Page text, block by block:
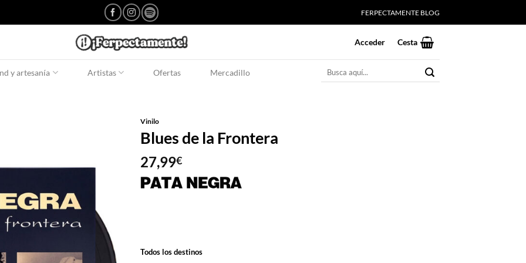
FERPECTAMENTE BLOG
Acceder Cesta
y artesanía Artistas Ofertas Mercadillo
Buscar
Vinilo
Blues de la Frontera
27,99€
Todos los destinos